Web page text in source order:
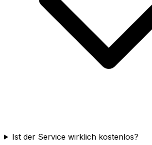
Ist der Service wirklich kostenlos?